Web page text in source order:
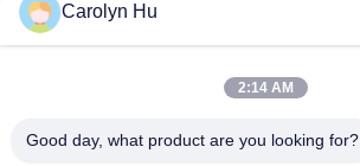
Ηλεκτρονικό
Carolyn Hu
2:14 AM
Good day, what product are you looking for?